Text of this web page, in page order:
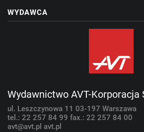
WYDAWCA
Wydawnictwo AVT-Korporacja
ul. Leszczynowa 11 03-197 Warszawa
tel.: 22 257 84 99 fax.: 22 257 84 00
avt@avt.pl avt.pl